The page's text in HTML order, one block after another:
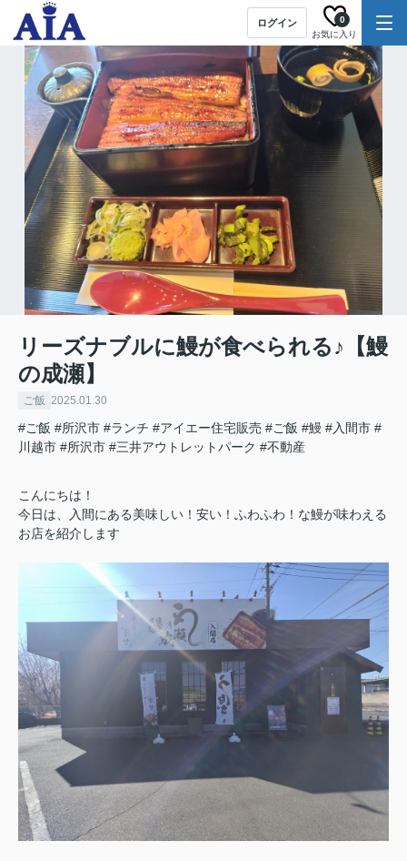
ログイン
お気に入り
0
リーズナブルに鰻が食べられる♪【鰻
の成瀬】
ご飯 2025.01.30
#ご飯 #所沢市 #ランチ #アイエー住宅販売 #ご飯 #鰻 #入間市 #
川越市 #所沢市 #三井アウトレットパーク #不動産
こんにちは！
今日は、入間にある美味しい！安い！ふわふわ！な鰻が味わえる
お店を紹介します